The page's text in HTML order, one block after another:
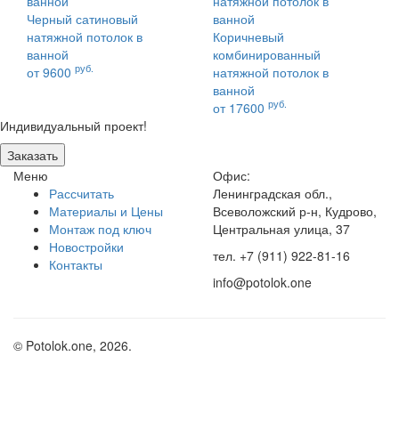
Черный сатиновый
натяжной потолок в
ванной
от 9600 руб.
Коричневый
комбинированный
натяжной потолок в
ванной
от 17600 руб.
Индивидуальный проект!
Заказать
Меню
Рассчитать
Материалы и Цены
Монтаж под ключ
Новостройки
Контакты
Офис:
Ленинградская обл.,
Всеволожский р-н, Кудрово,
Центральная улица, 37
тел. +7 (911) 922-81-16
info@potolok.one
© Potolok.one, 2026.